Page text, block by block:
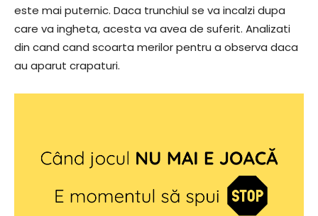
este mai puternic. Daca trunchiul se va incalzi dupa
care va ingheta, acesta va avea de suferit. Analizati
din cand cand scoarta merilor pentru a observa daca
au aparut crapaturi.